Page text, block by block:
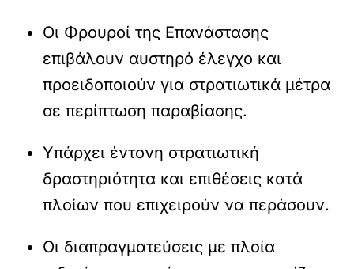
Οι Φρουροί της Επανάστασης
επιβάλουν αυστηρό έλεγχο και
προειδοποιούν για στρατιωτικά μέτρα
σε περίπτωση παραβίασης.
Υπάρχει έντονη στρατιωτική
δραστηριότητα και επιθέσεις κατά
πλοίων που επιχειρούν να περάσουν.
Οι διαπραγματεύσεις με πλοία